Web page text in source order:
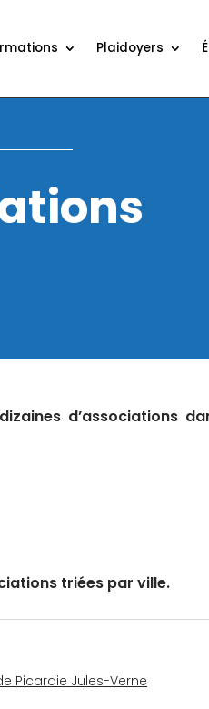
Plaidoyers
dizaines
triées par ville.
Picardie Jules-Verne